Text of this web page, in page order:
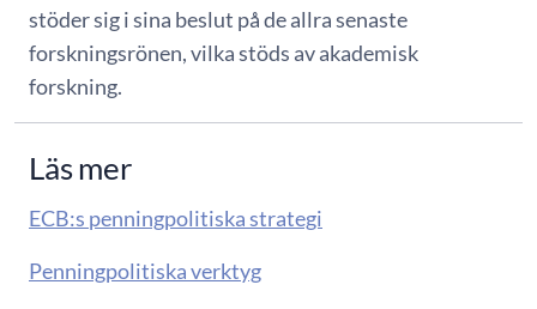
stöder sig i sina beslut på de allra senaste
forskningsrönen, vilka stöds av akademisk
forskning.
Läs mer
ECB:s penningpolitiska strategi
Penningpolitiska verktyg